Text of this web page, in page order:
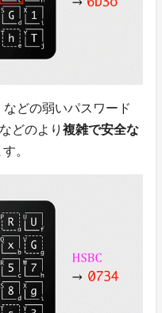
などの弱いパスワード
どのより 複雑で安全な
。